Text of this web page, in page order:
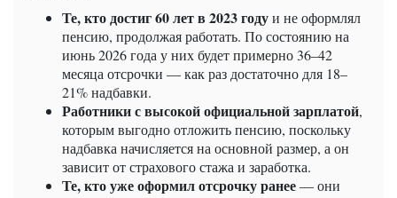
Те, кто достиг 60 лет в 2023 годуи не оформлял
пенсию, продолжая работать. По состоянию на
июнь 2026 года у них будет примерно 36–42
месяца отсрочки — как раз достаточно для 18–
21% надбавки.
Работники с высокой официальной зарплатой,
которым выгодно отложить пенсию, поскольку
надбавка начисляется на основной размер, а он
зависит от страхового стажа и заработка.
Те, кто уже оформил отсрочку ранее— они